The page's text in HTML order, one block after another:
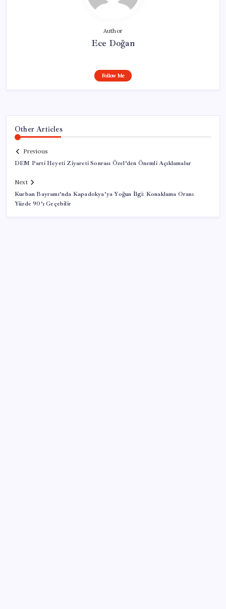
Author
Ece Doğan
Follow Me
Other Articles
Previous
DEM Parti Heyeti Ziyareti Sonrası Özel’den Önemli Açıklamalar
Next
Kurban Bayramı’nda Kapadokya’ya Yoğun İlgi: Konaklama Oranı
Yüzde 90’ı Geçebilir